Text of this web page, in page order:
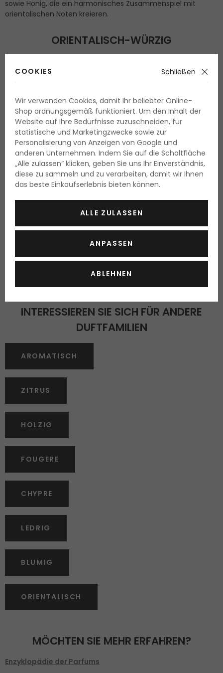
sowie Honig, die ein harmonisches Zusammenspiel mit
orientalischen Noten kreieren.
ORIENTALISCH-WÜRZIG
einzigartigen Zusammenspiel mit duftendem Holz und
exotischen Harzen.
• Christian Dior Fahrenheit Le Parfum
•Bentley For Men Intense EdP
•Replay Stone EdT
ORIENTALISCH-BLUMIG
Die raffinierten Parfums vereinen in sich den Duft von
Blumen mit der würzigen Basis. Außer den typisch
orientalischen Tönen können Sie hier die Töne von Gardenie,
Tuberose, Tiare-Blume, oder auch Nelke, Orchidee,
Calvin Klein Euphoria EdP
•Chloé EdP
Guess Seductive Noir EdT
INTERESSIEREN SIE SICH FÜR ANDERE
DUFTFAMILIEN
AROMATISCH
ZITRUS
HOLZIG
FOUGERE
CHYPRE
LEDRIG
BLUMIG
ORIENTALISCH
MÖCHTEN SIE MEHR ERFAHREN?
Enzyklopädie der Parfums
COOKIES Schließen
Wir verwenden Cookies, damit Ihr beliebter Online-
Shop ordnungsgemäß funktioniert. Um den Inhalt der
Website auf Ihre Bedürfnisse zuzuschneiden, für
statistische und Marketingzwecke sowie zur
Personalisierung von Anzeigen von Google und
anderen Unternehmen. Indem Sie auf die Schaltfläche
„Alle zulassen“ klicken, geben Sie uns Ihr Einverständnis,
diese zu sammeln und zu verarbeiten, damit wir Ihnen
das beste Einkaufserlebnis bieten können.
ALLE ZULASSEN
ANPASSEN
ABLEHNEN